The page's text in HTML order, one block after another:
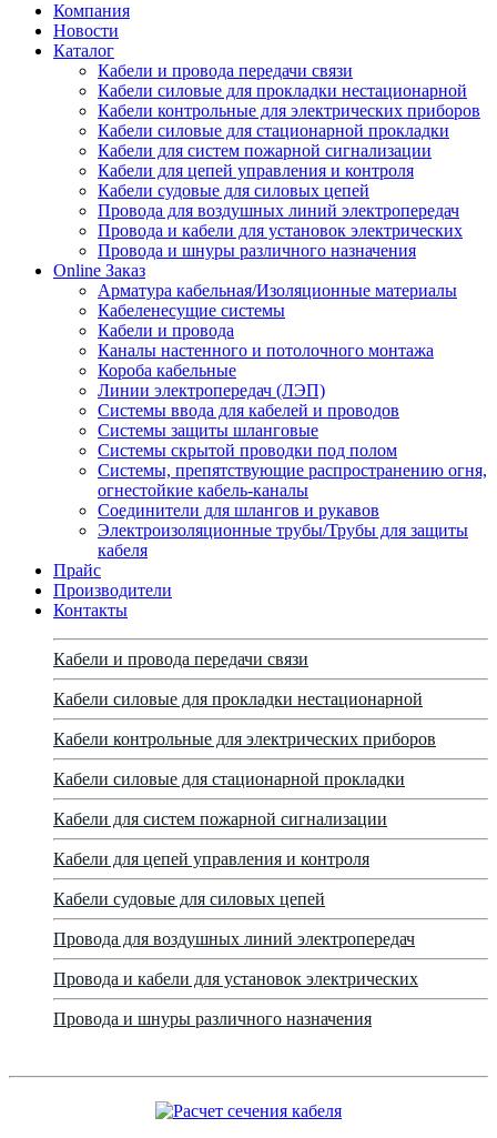
Компания
Новости
Каталог
Кабели и провода передачи связи
Кабели силовые для прокладки нестационарной
Кабели контрольные для электрических приборов
Кабели силовые для стационарной прокладки
Кабели для систем пожарной сигнализации
Кабели для цепей управления и контроля
Кабели судовые для силовых цепей
Провода для воздушных линий электропередач
Провода и кабели для установок электрических
Провода и шнуры различного назначения
Online Заказ
Арматура кабельная/Изоляционные материалы
Кабеленесущие системы
Кабели и провода
Каналы настенного и потолочного монтажа
Короба кабельные
Линии электропередач (ЛЭП)
Системы ввода для кабелей и проводов
Системы защиты шланговые
Системы скрытой проводки под полом
Системы, препятствующие распространению огня,
огнестойкие кабель-каналы
Соединители для шлангов и рукавов
Электроизоляционные трубы/Трубы для защиты
кабеля
Прайс
Производители
Контакты
Кабели и провода передачи связи
Кабели силовые для прокладки нестационарной
Кабели контрольные для электрических приборов
Кабели силовые для стационарной прокладки
Кабели для систем пожарной сигнализации
Кабели для цепей управления и контроля
Кабели судовые для силовых цепей
Провода для воздушных линий электропередач
Провода и кабели для установок электрических
Провода и шнуры различного назначения